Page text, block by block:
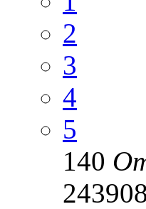
2
3
4
5
140
243908